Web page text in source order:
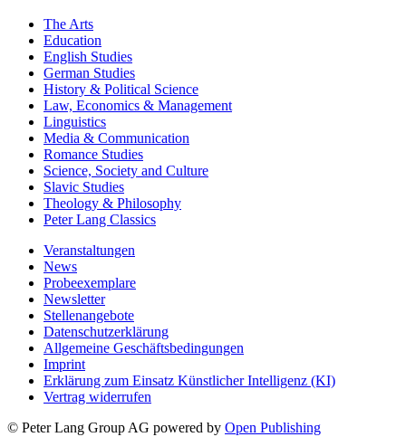
The Arts
Education
English Studies
German Studies
History & Political Science
Law, Economics & Management
Linguistics
Media & Communication
Romance Studies
Science, Society and Culture
Slavic Studies
Theology & Philosophy
Peter Lang Classics
Veranstaltungen
News
Probeexemplare
Newsletter
Stellenangebote
Datenschutzerklärung
Allgemeine Geschäftsbedingungen
Imprint
Erklärung zum Einsatz Künstlicher Intelligenz (KI)
Vertrag widerrufen
© Peter Lang Group AG powered by Open Publishing